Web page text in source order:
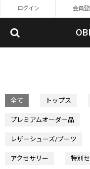
ログイン 会員登
全て トップス
プレミアムオーダー品
レザーシューズ/ブーツ
アクセサリー 特別